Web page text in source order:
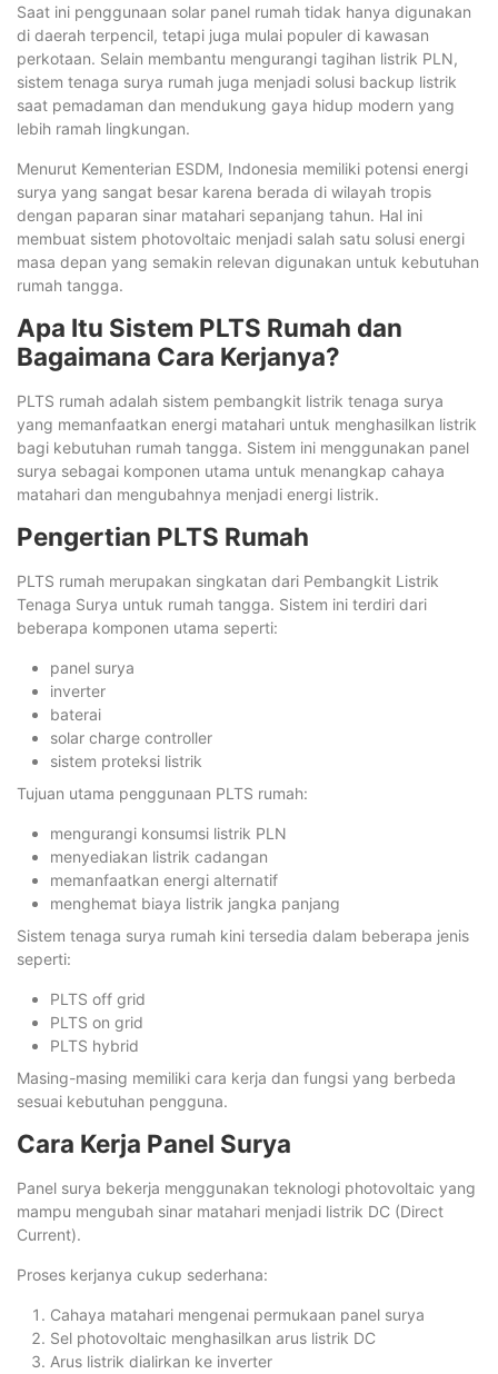
Saat ini penggunaan solar panel rumah tidak hanya digunakan
di daerah terpencil, tetapi juga mulai populer di kawasan
perkotaan. Selain membantu mengurangi tagihan listrik PLN,
sistem tenaga surya rumah juga menjadi solusi backup listrik
saat pemadaman dan mendukung gaya hidup modern yang
lebih ramah lingkungan.
Menurut Kementerian ESDM, Indonesia memiliki potensi energi
surya yang sangat besar karena berada di wilayah tropis
dengan paparan sinar matahari sepanjang tahun. Hal ini
membuat sistem photovoltaic menjadi salah satu solusi energi
masa depan yang semakin relevan digunakan untuk kebutuhan
rumah tangga.
Apa Itu Sistem PLTS Rumah dan
Bagaimana Cara Kerjanya?
PLTS rumah adalah sistem pembangkit listrik tenaga surya
yang memanfaatkan energi matahari untuk menghasilkan listrik
bagi kebutuhan rumah tangga. Sistem ini menggunakan panel
surya sebagai komponen utama untuk menangkap cahaya
matahari dan mengubahnya menjadi energi listrik.
Pengertian PLTS Rumah
PLTS rumah merupakan singkatan dari Pembangkit Listrik
Tenaga Surya untuk rumah tangga. Sistem ini terdiri dari
beberapa komponen utama seperti:
panel surya
inverter
baterai
solar charge controller
sistem proteksi listrik
Tujuan utama penggunaan PLTS rumah:
mengurangi konsumsi listrik PLN
menyediakan listrik cadangan
memanfaatkan energi alternatif
menghemat biaya listrik jangka panjang
Sistem tenaga surya rumah kini tersedia dalam beberapa jenis
seperti:
PLTS off grid
PLTS on grid
PLTS hybrid
Masing-masing memiliki cara kerja dan fungsi yang berbeda
sesuai kebutuhan pengguna.
Cara Kerja Panel Surya
Panel surya bekerja menggunakan teknologi photovoltaic yang
mampu mengubah sinar matahari menjadi listrik DC (Direct
Current).
Proses kerjanya cukup sederhana:
Cahaya matahari mengenai permukaan panel surya
Sel photovoltaic menghasilkan arus listrik DC
Arus listrik dialirkan ke inverter